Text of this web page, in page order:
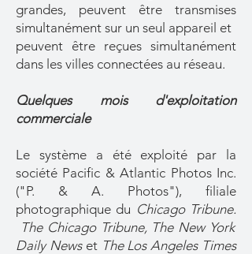
grandes, peuvent être transmises
simultanément sur un seul appareil et
peuvent être reçues simultanément
dans les villes connectées au réseau.
Quelques mois d'exploitation
commerciale
Le système a été exploité par la
société Pacific & Atlantic Photos Inc.
("P. & A. Photo‏s"), filiale
photographique du Chicago Tribune.
The Chicago Tribune, The New York
Daily Newset The Los Angeles Times